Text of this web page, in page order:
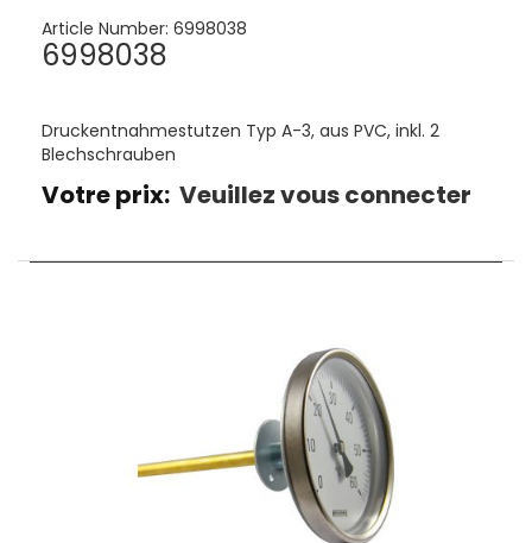
Article Number: 6998038
6998038
Druckentnahmestutzen Typ A-3, aus PVC, inkl. 2
Blechschrauben
Votre prix: Veuillez vous connecter